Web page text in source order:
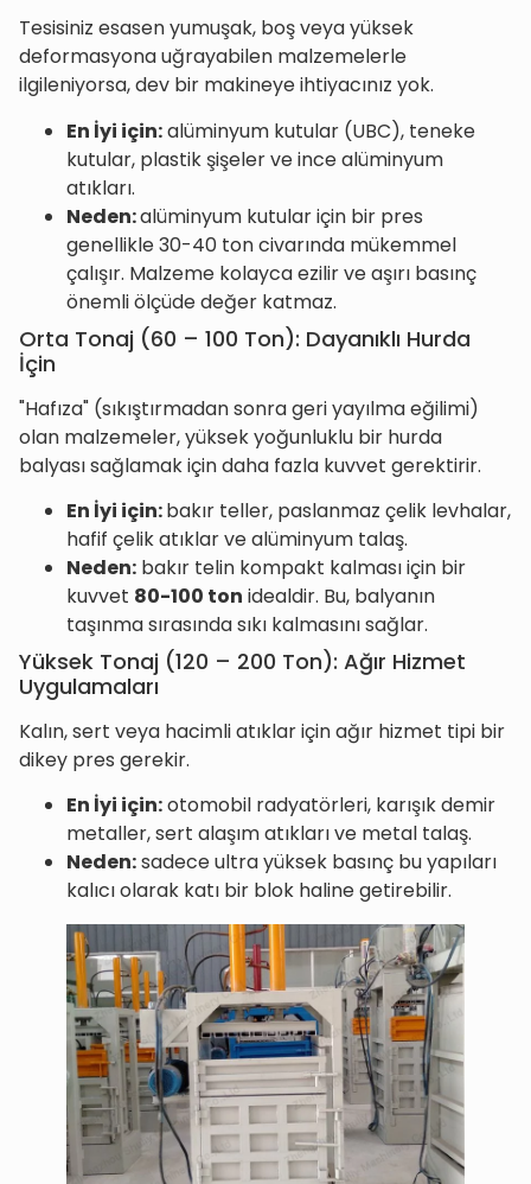
Tesisiniz esasen yumuşak, boş veya yüksek
deformasyona uğrayabilen malzemelerle
ilgileniyorsa, dev bir makineye ihtiyacınız yok.
En İyi için:alüminyum kutular (UBC), teneke
kutular, plastik şişeler ve ince alüminyum
atıkları.
Neden:alüminyum kutular için bir pres
genellikle 30-40 ton civarında mükemmel
çalışır. Malzeme kolayca ezilir ve aşırı basınç
önemli ölçüde değer katmaz.
Orta Tonaj (60 – 100 Ton): Dayanıklı Hurda
İçin
"Hafıza" (sıkıştırmadan sonra geri yayılma eğilimi)
olan malzemeler, yüksek yoğunluklu bir hurda
balyası sağlamak için daha fazla kuvvet gerektirir.
En İyi için:bakır teller, paslanmaz çelik levhalar,
hafif çelik atıklar ve alüminyum talaş.
Neden: bakır telin kompakt kalması için bir
kuvvet 80-100 ton idealdir. Bu, balyanın
taşınma sırasında sıkı kalmasını sağlar.
Yüksek Tonaj (120 – 200 Ton): Ağır Hizmet
Uygulamaları
Kalın, sert veya hacimli atıklar için ağır hizmet tipi bir
dikey pres gerekir.
En İyi için:otomobil radyatörleri, karışık demir
metaller, sert alaşım atıkları ve metal talaş.
Neden:sadece ultra yüksek basınç bu yapıları
kalıcı olarak katı bir blok haline getirebilir.